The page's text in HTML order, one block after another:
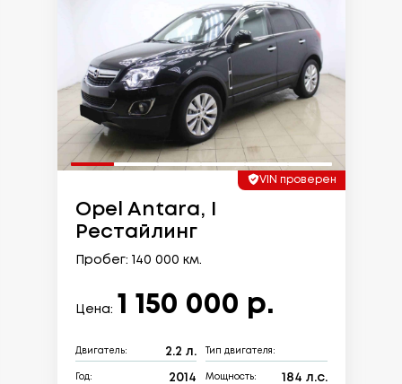
VIN проверен
Opel Antara, I
Рестайлинг
Пробег: 140 000 км.
Цена: 1 150 000 р.
Двигатель: 2.2 л. Тип двигателя:
Год: 2014 Мощность: 184 л.с.